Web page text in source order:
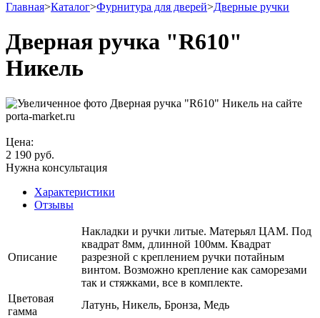
Главная>Каталог>Фурнитура для дверей>Дверные ручки
Дверная ручка "R610"
Никель
Цена:
2 190 руб.
Нужна консультация
Характеристики
Отзывы
Описание
Накладки и ручки литые. Матерьял ЦАМ. Под
квадрат 8мм, длинной 100мм. Квадрат
разрезной с креплением ручки потайным
винтом. Возможно крепление как саморезами
так и стяжками, все в комплекте.
Цветовая
гамма
Латунь, Никель, Бронза, Медь